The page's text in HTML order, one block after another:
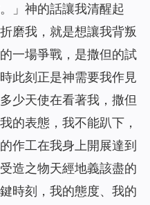
」神的話讓我清醒起
磨我，就是想讓我背叛
一場爭戰，是撒但的試
此刻正是神需要我作見
少天使在看著我，撒但
的表態，我不能趴下，
作工在我身上開展達到
造之物天經地義該盡的
時刻，我的態度、我的